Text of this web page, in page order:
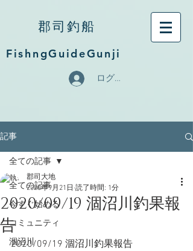
郡司釣船
FishngGuideGunji
ログイン
記事
全ての記事
今すぐ始める
コミュニティ
涸沼川
全ての記事
2020/09/19 涸沼川釣果報
告
郡司大地
2020年9月21日 読了時間: 1分
2020/09/19 涸沼川釣果報告